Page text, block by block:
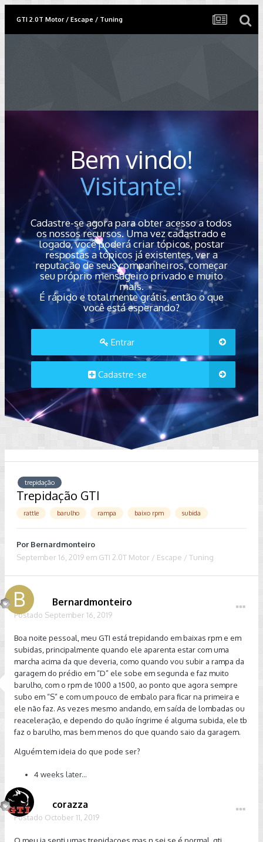
GTI 2.0T Motor / Escape / Tuning
Bem vindo!
Visitante!
Cadastre-se agora para obter acesso a todos
os nossos recursos. Uma vez cadastrado e
logado, você poderá criar tópicos, postar
respostas a tópicos já existentes, ver a
reputação de seus companheiros, começar
seu próprio mensageiro privado e muito
mais.
É rápido e totalmente grátis, então o que
você está esperando?
Entrar
Cadastre-se
trepidação
Trepidação GTI
rattle barulho rampa baixo rpm subida
Por Bernardmonteiro
September 16, 2019 em GTI 2.0T Motor / Escape / Tuning
Bernardmonteiro
Postado September 16, 2019
Boa noite pessoal, meu GTI está trepidando em baixas rpm e em
subidas, principalmente quando ele aparenta estar com uma
marcha acima da que deveria, como quando vou subir a rampa da
garagem do prédio em “D” ele sobe em segunda e faz muito
barulho, com o rpm de 1000 a 1500, ao ponto que agora sempre
subo em “S” e com um pouco de embalo para ficar na primeira e
ele não faz. As vezes mesmo andando, em saída de lombadas ou
reaceleração, e dependo do quão íngrime é alguma subida, ele tb
faz o barulho, mas bem menos do que quando saio da garagem.
Alguém tem ideia do que pode ser?
4 weeks later...
corazza
Postado October 11, 2019
O meu ja senti umas trepidaçoes mas n sei se é normal, gti